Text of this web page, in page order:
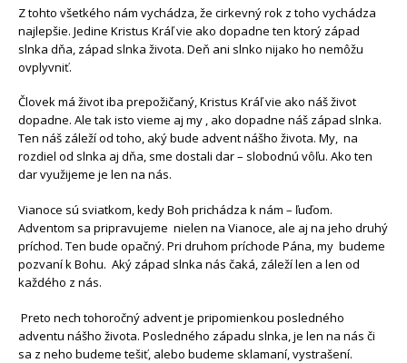
Z tohto všetkého nám vychádza, že cirkevný rok z toho vychádza
najlepšie. Jedine Kristus Kráľ vie ako dopadne ten ktorý západ
slnka dňa, západ slnka života. Deň ani slnko nijako ho nemôžu
ovplyvniť.
Človek má život iba prepožičaný, Kristus Kráľ vie ako náš život
dopadne. Ale tak isto vieme aj my , ako dopadne náš západ slnka.
Ten náš záleží od toho, aký bude advent nášho života. My, na
rozdiel od slnka aj dňa, sme dostali dar – slobodnú vôľu. Ako ten
dar využijeme je len na nás.
Vianoce sú sviatkom, kedy Boh prichádza k nám – ľuďom.
Adventom sa pripravujeme nielen na Vianoce, ale aj na jeho druhý
príchod. Ten bude opačný. Pri druhom príchode Pána, my budeme
pozvaní k Bohu. Aký západ slnka nás čaká, záleží len a len od
každého z nás.
Preto nech tohoročný advent je pripomienkou posledného
adventu nášho života. Posledného západu slnka, je len na nás či
sa z neho budeme tešiť, alebo budeme sklamaní, vystrašení.